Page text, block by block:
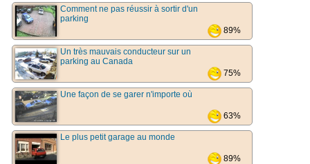
Comment ne pas réussir à sortir d'un
parking
89%
Un très mauvais conducteur sur un
parking au Canada
75%
Une façon de se garer n'importe où
63%
Le plus petit garage au monde
89%